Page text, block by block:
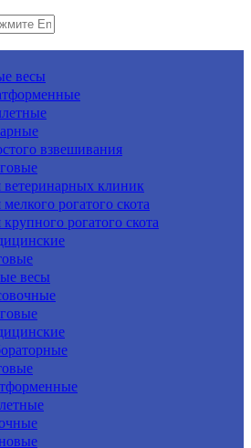
весы
взвешивания
ветеринарных клиник
мелкого рогатого скота
крупного рогатого скота
весы